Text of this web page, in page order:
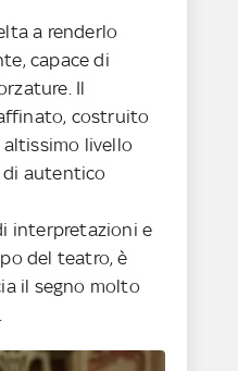
a renderlo
capace di
Il
costruito
livello
di autentico
interpretazioni e
del teatro, è
il segno molto